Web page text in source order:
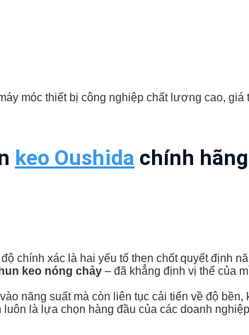
móc thiết bị công nghiệp chất lượng cao, giá
keo Oushida chính hãng
chính xác là hai yếu tố then chốt quyết định
keo nóng chảy – đã khẳng định vị thế của
năng suất mà còn liên tục cải tiến về độ
luôn là lựa chọn hàng đầu của các doanh